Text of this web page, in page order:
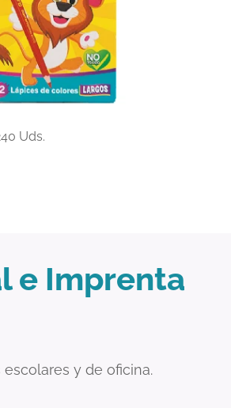
Uds.
e Imprenta
y de oficina.